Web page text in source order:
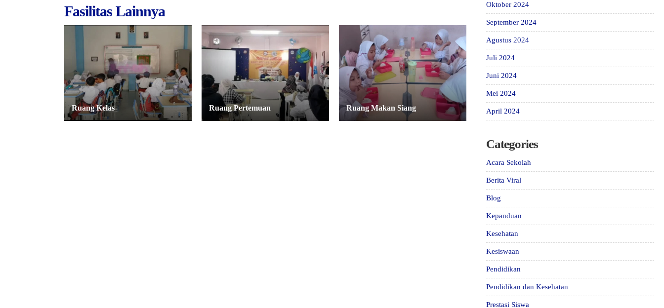
Fasilitas Lainnya
Ruang Kelas Ruang Pertemuan Ruang Makan Siang
Oktober 2024
September 2024
Agustus 2024
Juli 2024
Juni 2024
Mei 2024
April 2024
Categories
Acara Sekolah
Berita Viral
Blog
Kepanduan
Kesehatan
Kesiswaan
Pendidikan
Pendidikan dan Kesehatan
Prestasi Siswa